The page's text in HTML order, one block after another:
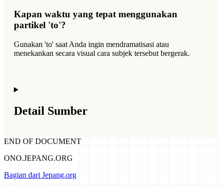
Kapan waktu yang tepat menggunakan
partikel 'to'?
Gunakan 'to' saat Anda ingin mendramatisasi atau
menekankan secara visual cara subjek tersebut bergerak.
Detail Sumber
END OF DOCUMENT
ONO.JEPANG.ORG
Bagian dari Jepang.org